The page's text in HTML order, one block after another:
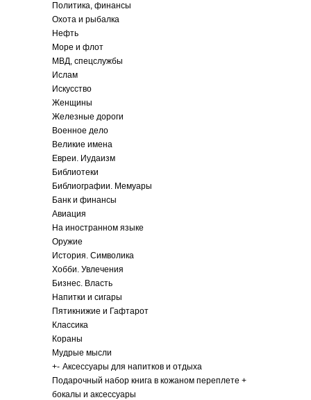
Политика, финансы
Охота и рыбалка
Нефть
Море и флот
МВД, спецслужбы
Ислам
Искусство
Женщины
Железные дороги
Военное дело
Великие имена
Евреи. Иудаизм
Библиотеки
Библиографии. Мемуары
Банк и финансы
Авиация
На иностранном языке
Оружие
История. Символика
Хобби. Увлечения
Бизнес. Власть
Напитки и сигары
Пятикнижие и Гафтарот
Классика
Кораны
Мудрые мысли
+- Аксессуары для напитков и отдыха
Подарочный набор книга в кожаном переплете +
бокалы и аксессуары